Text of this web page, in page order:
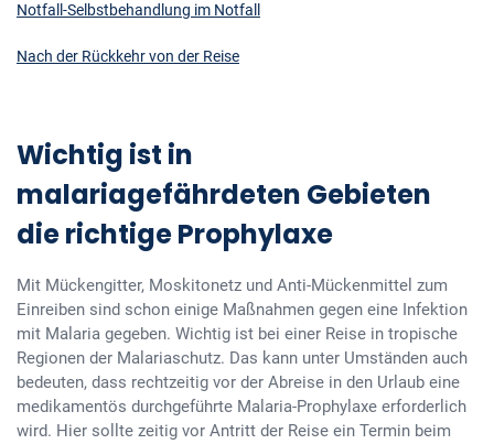
Notfall-Selbstbehandlung im Notfall
Nach der Rückkehr von der Reise
Wichtig ist in
malariagefährdeten Gebieten
die richtige Prophylaxe
Mit Mückengitter, Moskitonetz und Anti-Mückenmittel zum
Einreiben sind schon einige Maßnahmen gegen eine Infektion
mit Malaria gegeben. Wichtig ist bei einer Reise in tropische
Regionen der Malariaschutz. Das kann unter Umständen auch
bedeuten, dass rechtzeitig vor der Abreise in den Urlaub eine
medikamentös durchgeführte Malaria-Prophylaxe erforderlich
wird. Hier sollte zeitig vor Antritt der Reise ein Termin beim